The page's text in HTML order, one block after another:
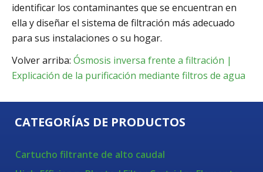
identificar los contaminantes que se encuentran en
ella y diseñar el sistema de filtración más adecuado
para sus instalaciones o su hogar.
Volver arriba: Ósmosis inversa frente a filtración |
Explicación de la purificación mediante filtros de agua
CATEGORÍAS DE PRODUCTOS
Cartucho filtrante de alto caudal